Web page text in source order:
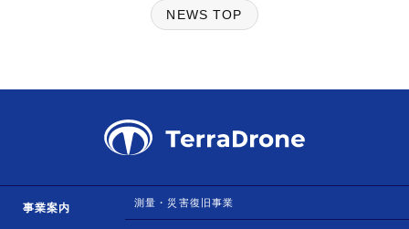
NEWS TOP
事業案内 測量・災害復旧事業